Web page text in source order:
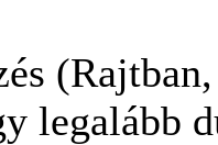
legalább